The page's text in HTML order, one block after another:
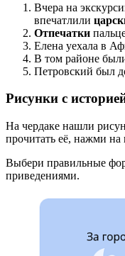
Вчера на
впечатлили
Отпечатки
Елена уехала в
В том районе
Петровский был
Рисунки с
На чердаке нашли
прочитать её, нажми на
Выбери правильные
приведениями.